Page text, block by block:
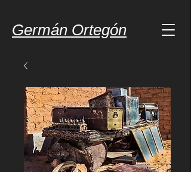
Germán Ortegón